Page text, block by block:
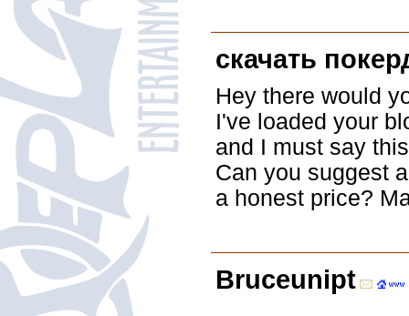
скачать
Hey there would
I've loaded your
and I must say
Can you suggest
a honest price?
Bruceunipt